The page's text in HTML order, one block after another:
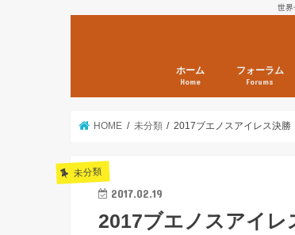
世
ホーム
Home
フォーラム
Forums
HOME 未分類 2017ブエノスアイレス決
未分類
2017.02.19
2017ブエノスアイ